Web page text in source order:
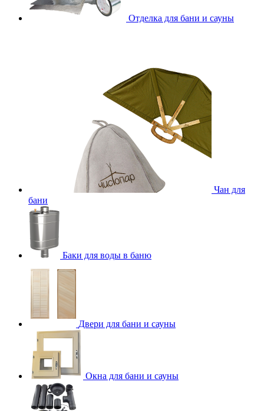
Отделка для бани и сауны
Чан для
бани
Баки для воды в баню
Двери для бани и сауны
Окна для бани и сауны